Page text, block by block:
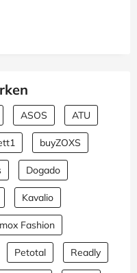
ASOS ATU
buyZOXS
Dogado
Kavalio
Fashion
Petotal Readly